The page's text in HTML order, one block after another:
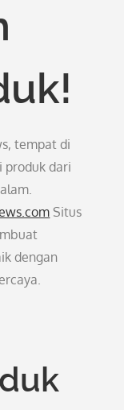
tempat di
produk dari
Situs
dengan